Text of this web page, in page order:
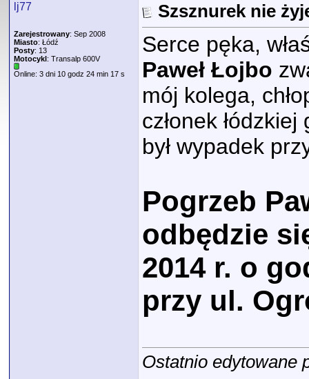
lj77
Zarejestrowany: Sep 2008
Miasto: Łódź
Posty: 13
Motocykl: Transalp 600V
Online: 3 dni 10 godz 24 min 17 s
Szsznurek nie
Serce pęka,
Paweł Łojbo
mój kolega,
członek
był wypadek
Pogrzeb
odbędzie
2014 r. o
przy ul.
Ostatnio edytowane